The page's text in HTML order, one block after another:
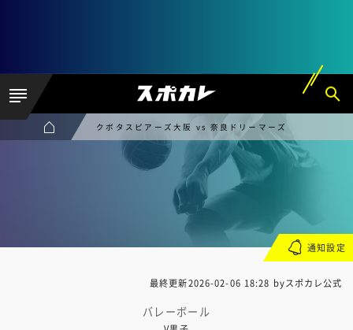
クボタスピアーズ大阪 vs 奈良ドリーマーズ
最終更新2026-02-06 18:28 byスポカレ公式
バレーボール
通知設定